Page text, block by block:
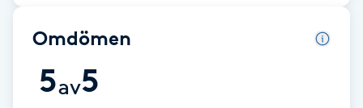
Brynformning
Brynfärgning
Omdömen
5av5